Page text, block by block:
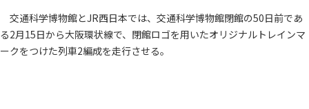
交通科学博物館とJR西日本では、交通科学博物館閉館の50日前であ
る2月15日から大阪環状線で、閉館ロゴを用いたオリジナルトレインマ
ークをつけた列車2編成を走行させる。